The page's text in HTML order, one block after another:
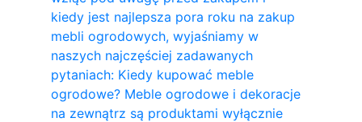
kiedy jest najlepsza pora roku na zakup
mebli ogrodowych, wyjaśniamy w
naszych najczęściej zadawanych
pytaniach: Kiedy kupować meble
ogrodowe? Meble ogrodowe i dekoracje
na zewnątrz są produktami wyłącznie